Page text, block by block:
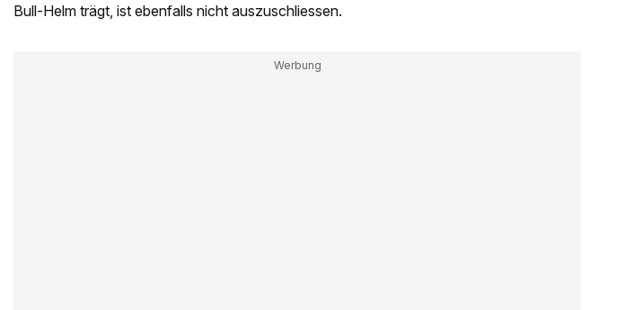
Bull-Helm trägt, ist ebenfalls nicht auszuschliessen.